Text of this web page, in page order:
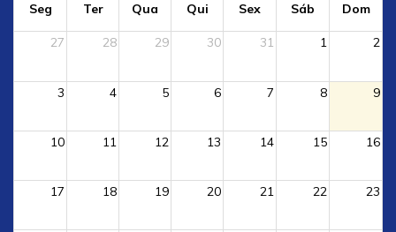
Seg Ter Qua Qui Sex Sáb Dom
27 28 29 30 31 1 2
3 4 5 6 7 8 9
10 11 12 13 14 15 16
17 18 19 20 21 22 23